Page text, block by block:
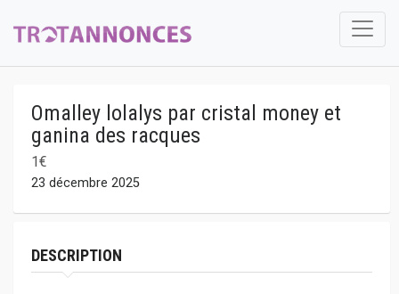
Omalley lolalys par cristal money et
ganina des racques
1€
23 décembre 2025
DESCRIPTION